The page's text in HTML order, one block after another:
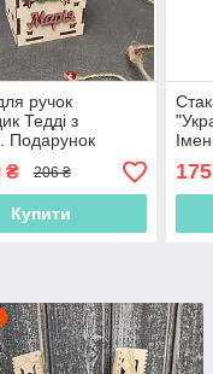
ручок
Тедді з
Подарунок
₴ 206 ₴
Купити